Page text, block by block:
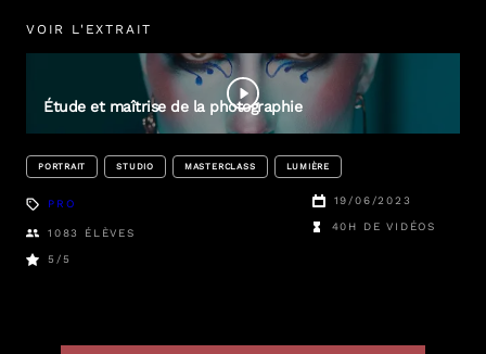
VOIR L'EXTRAIT
Étude et maîtrise de la photographie
PORTRAIT STUDIO MASTERCLASS LUMIÈRE
PRO
1083 ÉLÈVES
5 /5
19/06/2023
40H DE VIDÉOS